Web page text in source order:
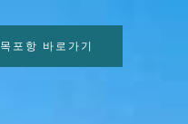
목포항 바로가기